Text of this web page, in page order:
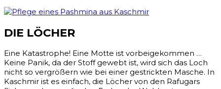
DIE LÖCHER
Eine Katastrophe! Eine Motte ist vorbeigekommen …
Keine Panik, da der Stoff gewebt ist, wird sich das Loch
nicht so vergrößern wie bei einer gestrickten Masche. In
Kaschmir ist es einfach, die Löcher von den Rafugars